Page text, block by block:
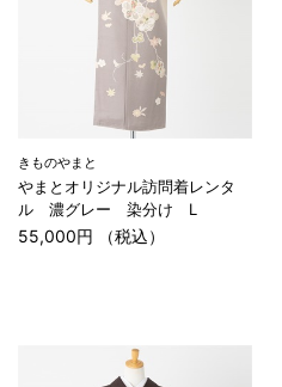
きものやまと
やまとオリジナル訪問着レンタ
ル 濃グレー 染分け L
55,000円 （税込）